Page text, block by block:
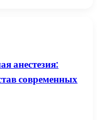
анестезия:
современных